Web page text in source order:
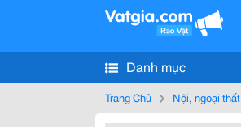
Danh mục
Trang Chủ Nội, ngoại thất